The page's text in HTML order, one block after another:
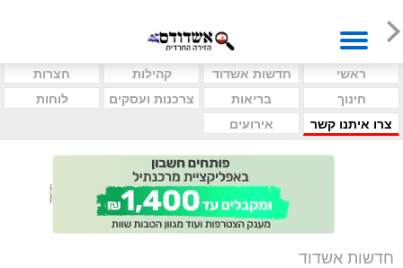
ראשי חדשות אשדוד קהילות
חצרות
חינוך
בריאות צרכנות ועסקים
לוחות
צרו איתנו קשר
אירועים
חדשות אשדוד